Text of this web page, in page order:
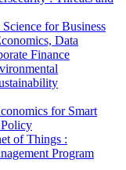
for Business
Data
Finance
for Smart
of Things :
Program